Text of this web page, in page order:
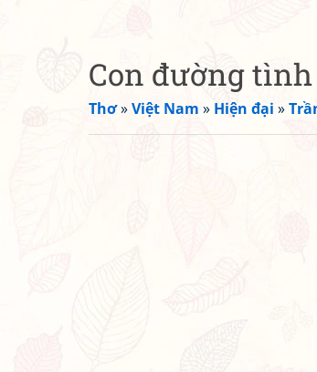
Con đường
Thơ»Việt Nam » Hiện đại »